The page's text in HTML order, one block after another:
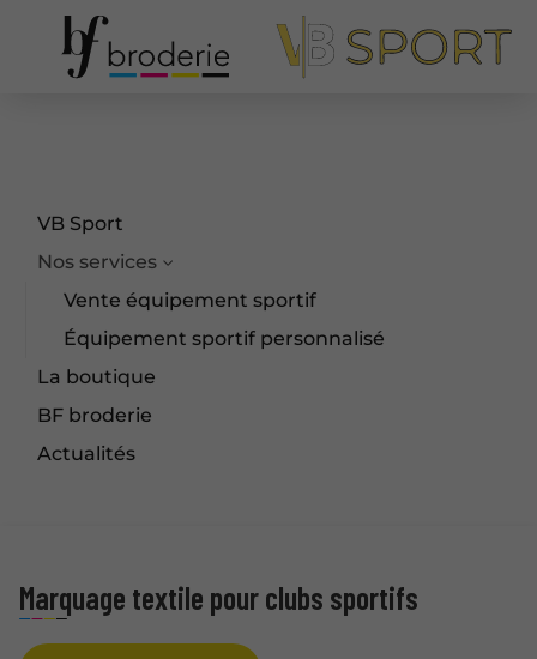
VB Sport
Nos services
Vente équipement sportif
Équipement sportif personnalisé
La boutique
BF broderie
Actualités
Marquage textile pour clubs sportifs